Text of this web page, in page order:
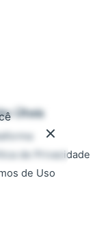
Úteis
de Privacidade
de Uso